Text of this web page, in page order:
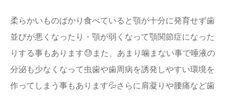
柔らかいものばかり食べていると顎が十分に発育せず歯
並びが悪くなったり・顎が弱くなって顎関節症になった
りする事もあります😓また、あまり噛まない事で唾液の
分泌も少なくなって虫歯や歯周病を誘発しやすい環境を
作ってしまう事もあります💦さらに肩凝りや腰痛など歯